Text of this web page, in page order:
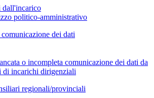
dall'incarico
politico-amministrativo
dei dati
o incompleta comunicazione dei dati da
di incarichi dirigenziali
regionali/provinciali